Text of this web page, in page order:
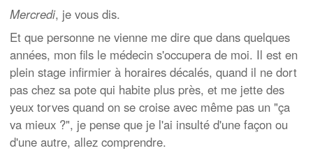
Mercredi, je vous dis.
Et que personne ne vienne me dire que dans quelques
années, mon fils le médecin s'occupera de moi. Il est en
plein stage infirmier à horaires décalés, quand il ne dort
pas chez sa pote qui habite plus près, et me jette des
yeux torves quand on se croise avec même pas un "ça
va mieux ?", je pense que je l'ai insulté d'une façon ou
d'une autre, allez comprendre.